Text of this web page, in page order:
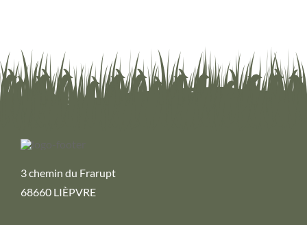
3 chemin du Frarupt
68660 LIÈPVRE